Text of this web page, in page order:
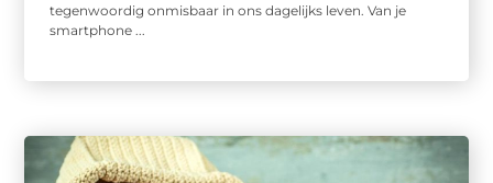
tegenwoordig onmisbaar in ons dagelijks leven. Van je
smartphone ...